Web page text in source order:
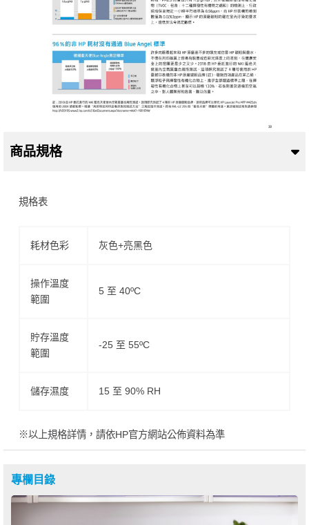
商品規格
規格表
耗材色彩 灰色+亮黑色
操作溫度
範圍
5 至 40ºC
貯存溫度
範圍
-25 至 55ºC
儲存濕度 15 至 90% RH
※以上規格詳情，請依HP官方網站公佈資料為準
專欄目錄